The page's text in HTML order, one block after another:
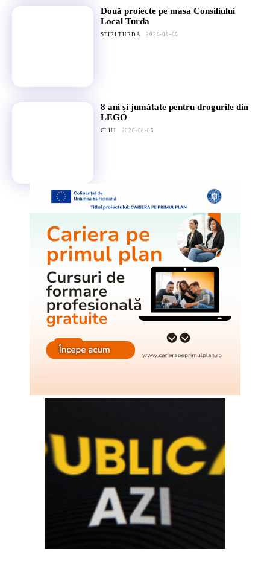
Două proiecte pe masa Consiliului
Local Turda
ȘTIRI TURDA 2026-08-06
8 ani și jumătate pentru drogurile din
LEGO
CLUJ 2026-08-06